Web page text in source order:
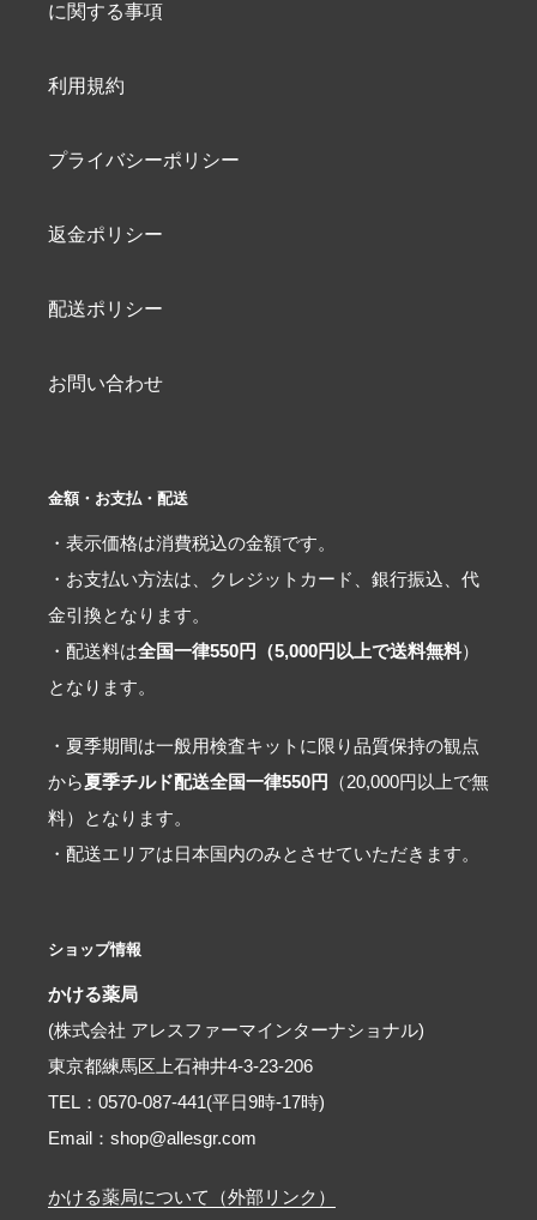
に関する事項
利用規約
プライバシーポリシー
返金ポリシー
配送ポリシー
お問い合わせ
金額・お支払・配送
・表示価格は消費税込の金額です。
・お支払い方法は、クレジットカード、銀行振込、代
金引換となります。
・配送料は全国一律550円（5,000円以上で送料無料）
となります。
・夏季期間は一般用検査キットに限り品質保持の観点
から夏季チルド配送全国一律550円
（20,000円以上で無
料）となります。
・配送エリアは日本国内のみとさせていただきます。
ショップ情報
かける薬局
(株式会社 アレスファーマインターナショナル)
東京都練馬区上石神井4-3-23-206
TEL：0570-087-441(平日9時-17時)
Email：shop@allesgr.com
かける薬局について（外部リンク）